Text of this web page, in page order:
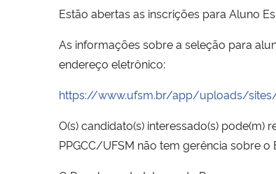
Estão abertas as inscrições para Aluno
As informações sobre a seleção para
endereço eletrônico:
https://www.ufsm.br/app/uploads/sites/
O(s) candidato(s) interessado(s) pode(m)
PPGCC/UFSM não tem gerência sobre